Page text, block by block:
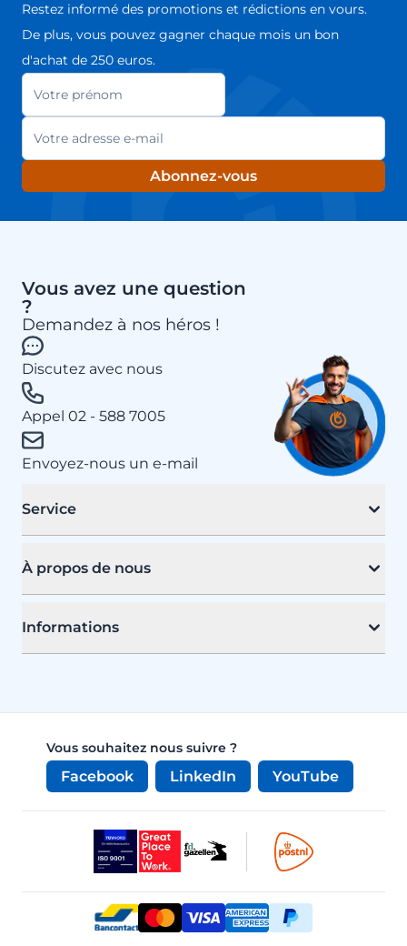
Restez informé des promotions et rédictions en vours.
De plus, vous pouvez gagner chaque mois un bon
d'achat de 250 euros.
Newsletter
Votre prénom
Adresse mail
Abonnez-vous
Vous avez une question
?
Demandez à nos héros !
Discutez avec nous
Appel 02 - 588 7005
Envoyez-nous un e-mail
Service
À propos de nous
Informations
Vous souhaitez nous suivre ?
Facebook LinkedIn YouTube